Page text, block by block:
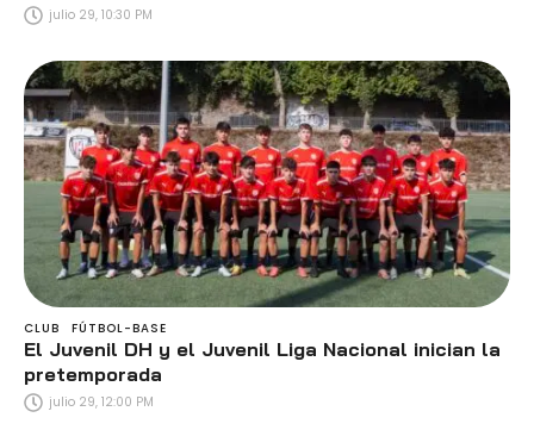
julio 29, 10:30 PM
CLUB FÚTBOL-BASE
El Juvenil DH y el Juvenil Liga Nacional inician la
pretemporada
julio 29, 12:00 PM